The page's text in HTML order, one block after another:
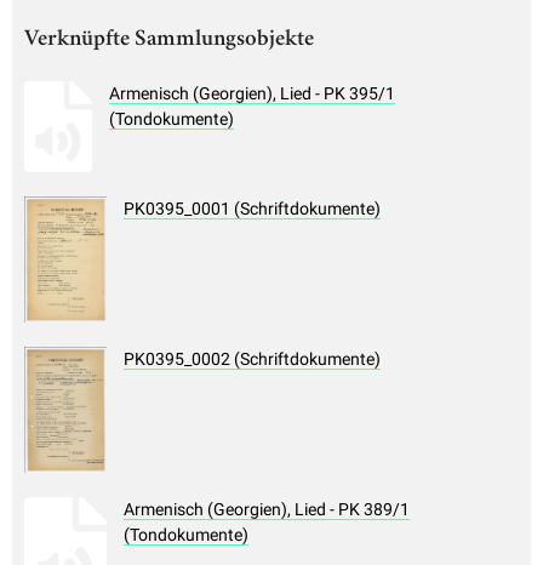
Verknüpfte Sammlungsobjekte
Armenisch (Georgien), Lied - PK 395/1
(Tondokumente)
PK0395_0001 (Schriftdokumente)
PK0395_0002 (Schriftdokumente)
Armenisch (Georgien), Lied - PK 389/1
(Tondokumente)